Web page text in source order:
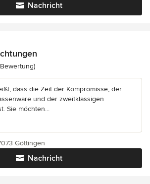
Nachricht
5 von 5 Sternen
Bewertung)
dass die Zeit der Kompromisse, der
und der zweitklassigen
Sie möchten...
Nachricht
Göttingen